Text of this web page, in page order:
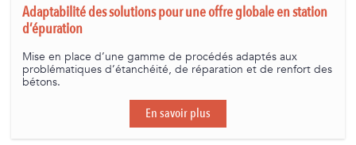
Adaptabilité des solutions pour une offre globale en station
d’épuration
Mise en place d’une gamme de procédés adaptés aux
problématiques d’étanchéité, de réparation et de renfort des
bétons.
En savoir plus